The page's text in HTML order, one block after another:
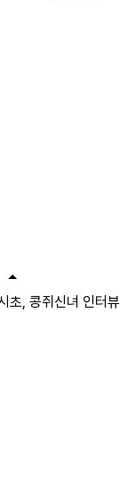
초, 콩쥐신녀 인터뷰